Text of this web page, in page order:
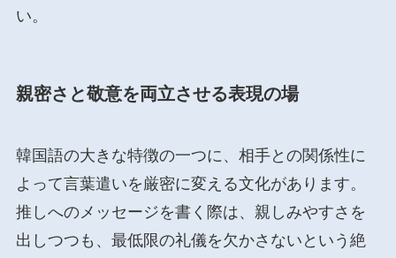
い。
親密さと敬意を両立させる表現の場
韓国語の大きな特徴の一つに、相手との関係性に
よって言葉遣いを厳密に変える文化があります。
推しへのメッセージを書く際は、親しみやすさを
出しつつも、最低限の礼儀を欠かさないという絶